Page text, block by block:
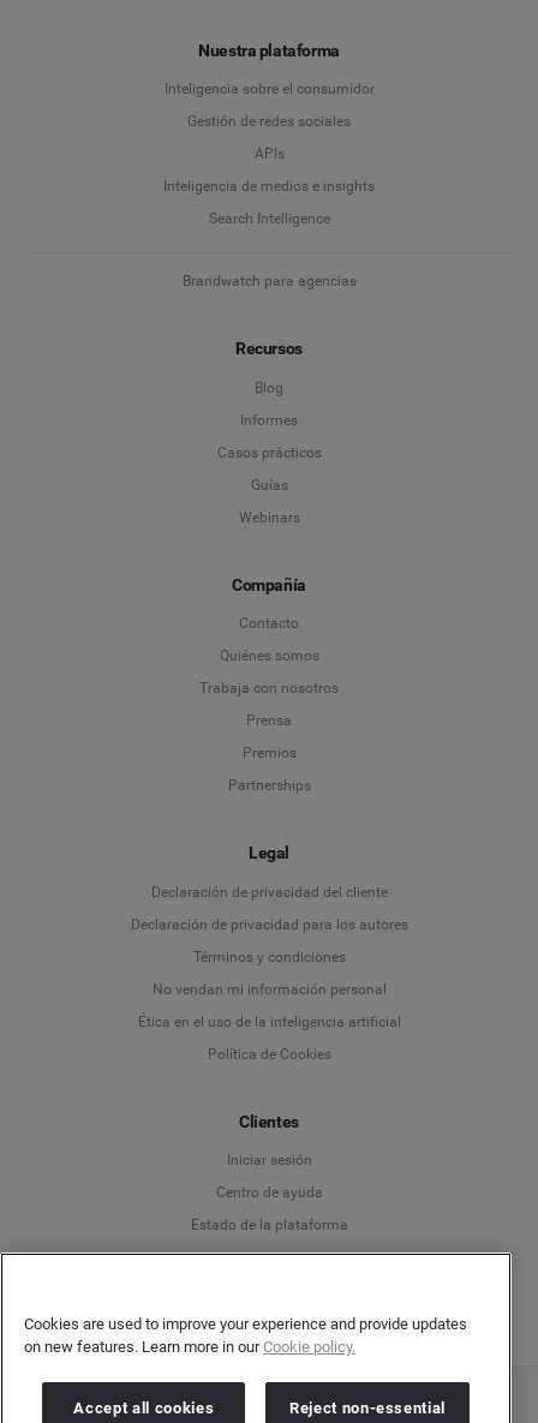
Nuestra plataforma
Inteligencia sobre el consumidor
Gestión de redes sociales
APIs
Inteligencia de medios e insights
Search Intelligence
Brandwatch para agencias
Recursos
Blog
Informes
Casos prácticos
Guías
Webinars
Compañía
Contacto
Quiénes somos
Trabaja con nosotros
Prensa
Premios
Partnerships
Legal
Declaración de privacidad del cliente
Declaración de privacidad para los autores
Términos y condiciones
No vendan mi información personal
Ética en el uso de la inteligencia artificial
Política de Cookies
Clientes
Iniciar sesión
Centro de ayuda
Estado de la plataforma
Language
Deutsch
Copyright © 2026 Brandwatch. Todos los derechos reservados. Cision Group Ltd, 7th
Cookies are used to improve your experience and provide updates
on new features. Learn more in ourCookie policy.
Accept all cookies
Reject non-essential